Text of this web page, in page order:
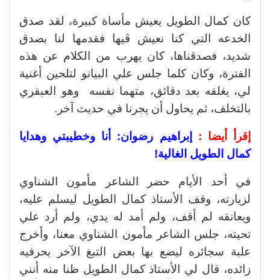
كان كمال الطويل يعيش مأساة كبيرة، لقد صدق
الخدعه التي كنا نعيش ڤيها فقدمها لنا بصدق
شديد، فصدقناها، كان يهرب من الكلام عن هذه
الفترة، وكان كلما جلس علي البيانو لتلحين أغنية
لي، يغلقه بعد دقائق، متهما نفسه وهو العبقري
بالتخلف، ثم يحاول أن يجرنا في حديث آخر.
إقرأ أيضا :
إبراهيم رضوان: أنا وخطيبتي وهدايا
كمال الطويل الغالية!
في أحد الأيام حضر الشاعر مأمون الشناوي
لزيارته، وقف الأستاذ كمال الطويل ليسلم عليه،
ويعانقه لم أقف، ولم أمد له يدي، ولم أرد علي
تحيته، جلس الشاعر مأمون الشناوي معنا، وأخرج
علبة سجائره ليضع بها بعض التبغ الآخر بحرفيه
زائده، قال لي الأستاذ كمال الطويل ظنا منه أنني